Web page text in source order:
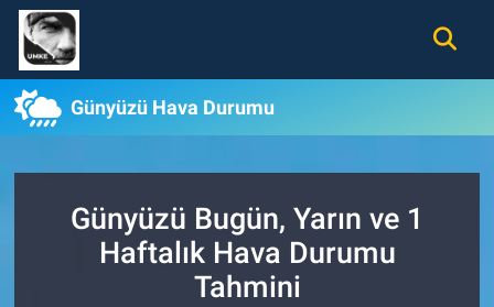
Günyüzü Hava Durumu
Günyüzü Bugün, Yarın ve 1
Haftalık Hava Durumu
Tahmini
Gündem
Ekonomi
Magazin
Nöbetçi Eczaneler
Hava Durumu
Trafik Durumu